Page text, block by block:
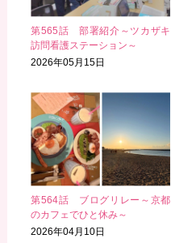
第565話 部署紹介～ツカザキ
訪問看護ステーション～
2026年05月15日
第564話 ブログリレー～京都
のカフェでひと休み～
2026年04月10日